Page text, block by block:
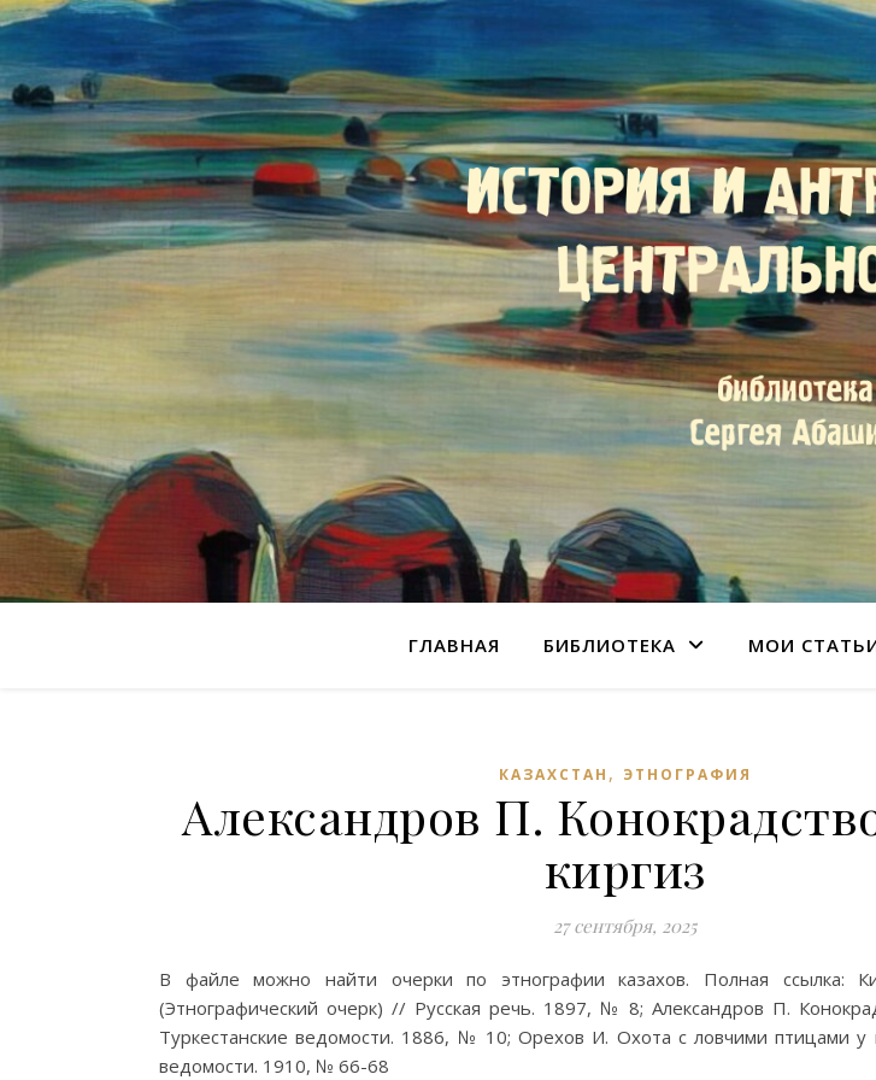
ГЛАВНАЯ БИБЛИОТЕКА МОИ
КАЗАХСТАН , ЭТНОГРАФИЯ
Александров П.
киргиз
27 сентября, 2025
В файле можно найти очерки по этнографии казахов. Полная ссылка:
(Этнографический очерк) // Русская речь. 1897, № 8; Александров П.
Туркестанские ведомости. 1886, № 10; Орехов И. Охота с ловчими птицами у
ведомости. 1910, № 66-68